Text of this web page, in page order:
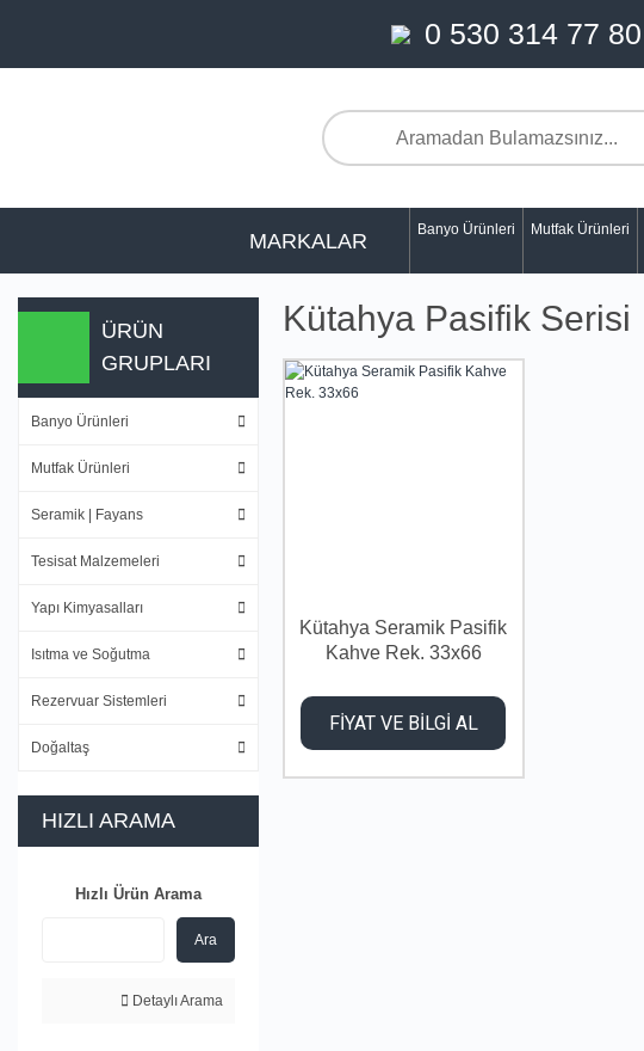
0 530 314 77 80
MARKALAR Banyo Ürünleri Mutfak Ürünleri
ÜRÜN
GRUPLARI
Banyo Ürünleri
Mutfak Ürünleri
Seramik | Fayans
Tesisat Malzemeleri
Yapı Kimyasalları
Isıtma ve Soğutma
Rezervuar Sistemleri
Doğaltaş
HIZLI ARAMA
Hızlı Ürün Arama
Ara
Detaylı Arama
Kütahya Pasifik Serisi
Kütahya Seramik Pasifik
Kahve Rek. 33x66
FİYAT VE BİLGİ AL